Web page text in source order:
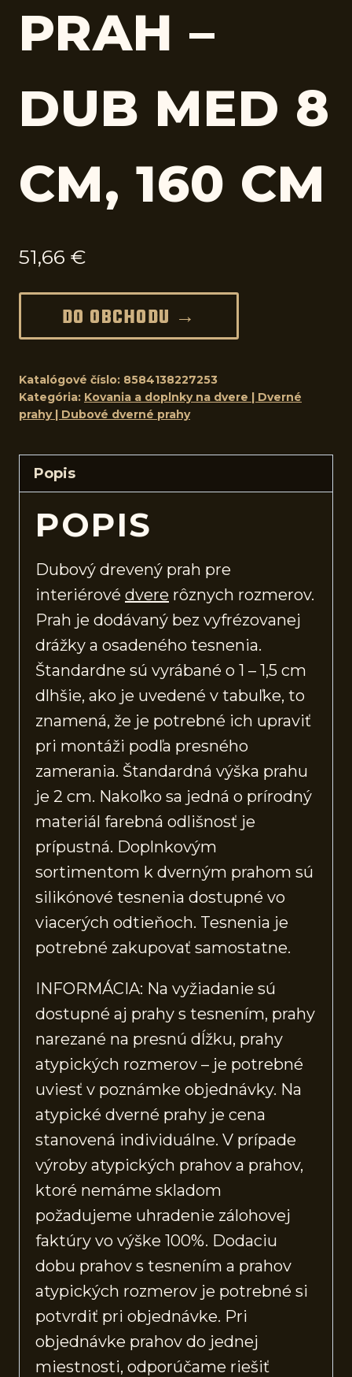
PRAH –
DUB MED 8
CM, 160 CM
51,66 €
DO OBCHODU →
Katalógové číslo: 8584138227253
Kategória: Kovania a doplnky na dvere | Dverné
prahy | Dubové dverné prahy
Popis
POPIS
Dubový drevený prah pre
interiérové dvere rôznych rozmerov.
Prah je dodávaný bez vyfrézovanej
drážky a osadeného tesnenia.
Štandardne sú vyrábané o 1 – 1,5 cm
dlhšie, ako je uvedené v tabuľke, to
znamená, že je potrebné ich upraviť
pri montáži podľa presného
zamerania. Štandardná výška prahu
je 2 cm. Nakoľko sa jedná o prírodný
materiál farebná odlišnosť je
prípustná. Doplnkovým
sortimentom k dverným prahom sú
silikónové tesnenia dostupné vo
viacerých odtieňoch. Tesnenia je
potrebné zakupovať samostatne.
INFORMÁCIA: Na vyžiadanie sú
dostupné aj prahy s tesnením, prahy
narezané na presnú dĺžku, prahy
atypických rozmerov – je potrebné
uviesť v poznámke objednávky. Na
atypické dverné prahy je cena
stanovená individuálne. V prípade
výroby atypických prahov a prahov,
ktoré nemáme skladom
požadujeme uhradenie zálohovej
faktúry vo výške 100%. Dodaciu
dobu prahov s tesnením a prahov
atypických rozmerov je potrebné si
potvrdiť pri objednávke. Pri
objednávke prahov do jednej
miestnosti, odporúčame riešiť